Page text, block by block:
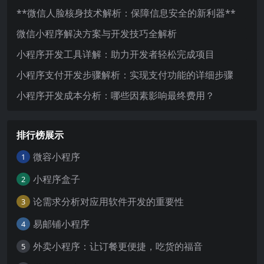
**微信人脸核身技术解析：保障信息安全的新利器**
微信小程序解决方案与开发技巧全解析
小程序开发工具详解：助力开发者轻松完成项目
小程序支付开发步骤解析：实现支付功能的详细步骤
小程序开发成本分析：哪些因素影响最终费用？
排行榜展示
1 微容小程序
2 小程序盒子
3 论需求分析对应用软件开发的重要性
4 易邮铺小程序
5 外卖小程序：让订餐更便捷，吃货的福音